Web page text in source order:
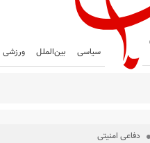
سیاسی بین‌الملل ورزشی
نیست
دفاعی امنیتی